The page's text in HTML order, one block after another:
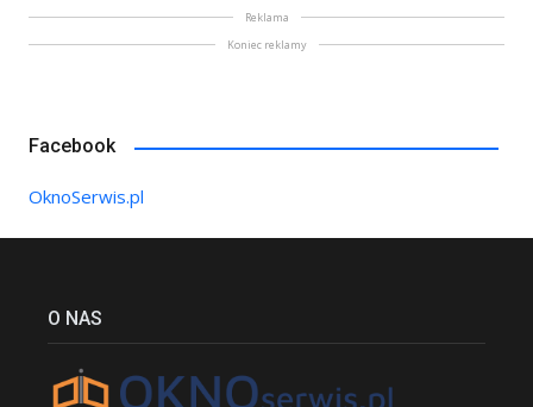
Reklama
Koniec reklamy
Facebook
OknoSerwis.pl
O NAS